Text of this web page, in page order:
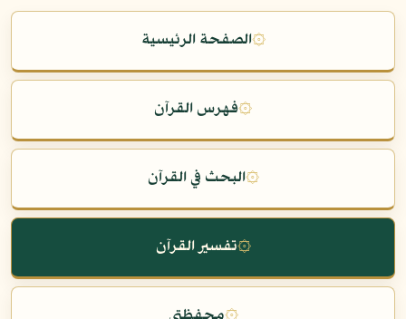
۞الصفحة الرئيسية
۞فهرس القرآن
۞البحث في القرآن
۞تفسير القرآن